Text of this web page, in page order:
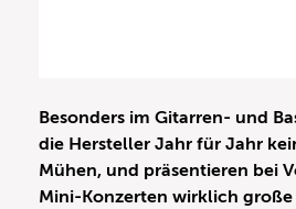
Besonders im Gitarren- und
die Hersteller Jahr für Jahr
Mühen, und präsentieren bei
Mini-Konzerten wirklich